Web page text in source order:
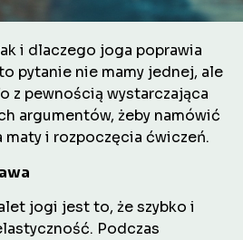
i dlaczego joga poprawia
pytanie nie mamy jednej, ale
z pewnością wystarczająca
argumentów, żeby namówić
i rozpoczęcia ćwiczeń.
jogi jest to, że szybko i
Podczas